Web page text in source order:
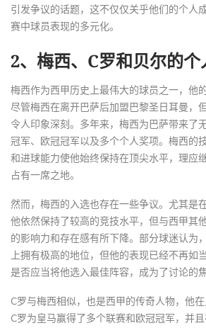
引发争议的话题，这不仅仅关乎他们的个人
赛中球员表现的多元化。
2、梅西、C罗和贝尔的
梅西作为西甲历史上最伟大的球员之一，他
尽管梅西在离开巴萨后加盟巴黎圣日耳曼，
令人印象深刻。多年来，梅西为巴萨带来了
冠军、欧冠冠军以及多个个人奖项。梅西的
和进球能力使他始终保持在顶尖水平，理应
占有一席之地。
然而，梅西的入选也存在一些争议。尤其是
他依然保持了较高的竞技水平，但与西甲其
的影响力和存在感有所下降。部分球迷认为
上拥有极高的地位，但他的表现已经不再如
是否应当将他选入最佳阵容，成为了讨论的焦
C罗与梅西相似，也是西甲的传奇人物，他在
C罗为皇马赢得了多个联赛和欧冠冠军，并